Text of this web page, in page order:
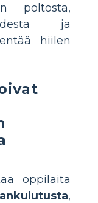
poltosta,
ja
hiilen
oppilaita
,